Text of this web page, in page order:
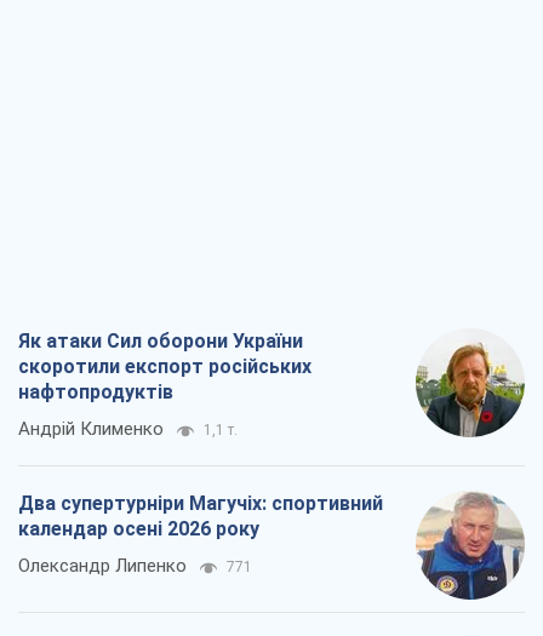
Як атаки Сил оборони України
скоротили експорт російських
нафтопродуктів
Андрій Клименко 1,1 т.
Два супертурніри Магучіх: спортивний
календар осені 2026 року
Олександр Липенко 771